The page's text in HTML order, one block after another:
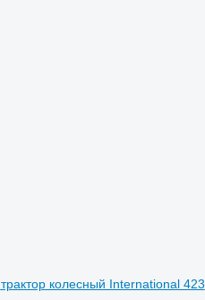
трактор колесный International 423